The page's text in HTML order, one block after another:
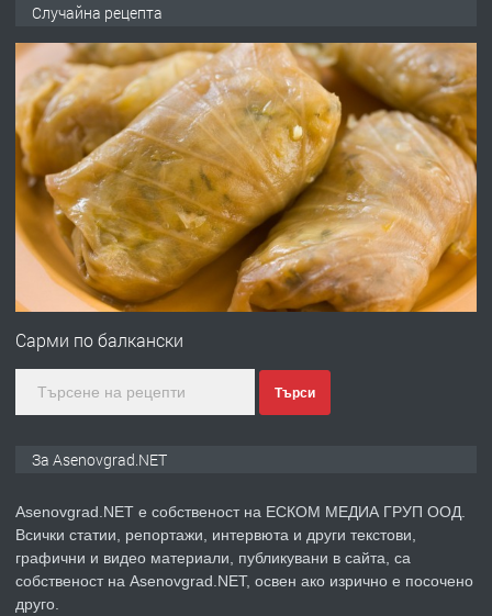
преди 10 месеца
ПРЕДЛАГА
Професионална броячна машина -
със сертификат от ЕЦБ
преди 1 година
ПРЕДЛАГА
Професионална зеленчукорезачка
преди 2 години
ПРЕДЛАГА
Давам индивидуалани уроци по
Случайна рецепта
Сарми по балкански
Търси
За Asenovgrad.NET
Asenovgrad.NET е собственост на ЕСКОМ МЕДИА ГРУП ООД.
Всички статии, репортажи, интервюта и други текстови,
графични и видео материали, публикувани в сайта, са
собственост на Asenovgrad.NET, освен ако изрично е посочено
друго.